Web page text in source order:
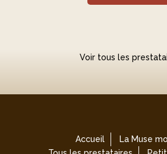
Voir tous les
Accueil
La Muse